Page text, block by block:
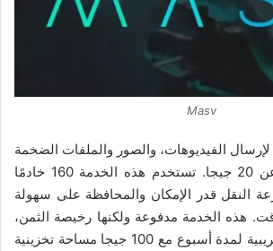
Masv
الفيديوهات، والصور والملفات الضخمة
التي تزيد مساحتها عن 20 جيجا. تستخدم هذه الخدمة 160 خادمًا
النقل قدر الإمكان والمحافظة على سهولة
هذه الخدمة مدفوعة ولكنها رخيصة الثمن،
كما توفر لك فترة تجريبية لمدة أسبوع مع 100 جيجا مساحة تخزينية